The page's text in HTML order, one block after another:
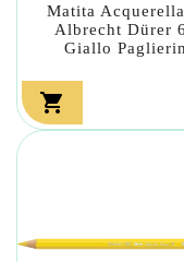
Matita
Albrecht Dürer
Giallo
